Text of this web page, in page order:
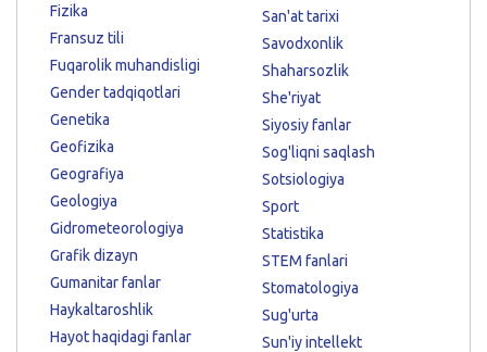
Fizika
Fransuz tili
Fuqarolik muhandisligi
Gender tadqiqotlari
Genetika
Geofizika
Geografiya
Geologiya
Gidrometeorologiya
Grafik dizayn
Gumanitar fanlar
Haykaltaroshlik
Hayot haqidagi fanlar
San'at tarixi
Savodxonlik
Shaharsozlik
She'riyat
Siyosiy fanlar
Sog'liqni saqlash
Sotsiologiya
Sport
Statistika
STEM fanlari
Stomatologiya
Sug'urta
Sun'iy intellekt